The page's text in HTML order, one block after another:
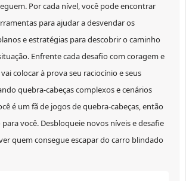
Por cada nível, você pode encontrar
para ajudar a desvendar os
e estratégias para descobrir o caminho
Enfrente cada desafio com coragem e
colocar à prova seu raciocínio e seus
quebra-cabeças complexos e cenários
é um fã de jogos de quebra-cabeças, então
você. Desbloqueie novos níveis e desafie
quem consegue escapar do carro blindado